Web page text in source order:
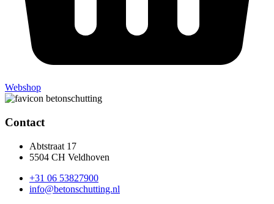
Webshop
Contact
Abtstraat 17
5504 CH Veldhoven
+31 06 53827900
info@betonschutting.nl